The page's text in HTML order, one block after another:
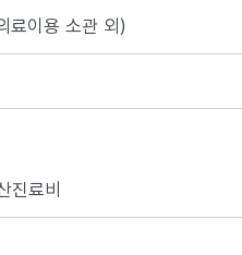
료이용 소관 외)
진료비